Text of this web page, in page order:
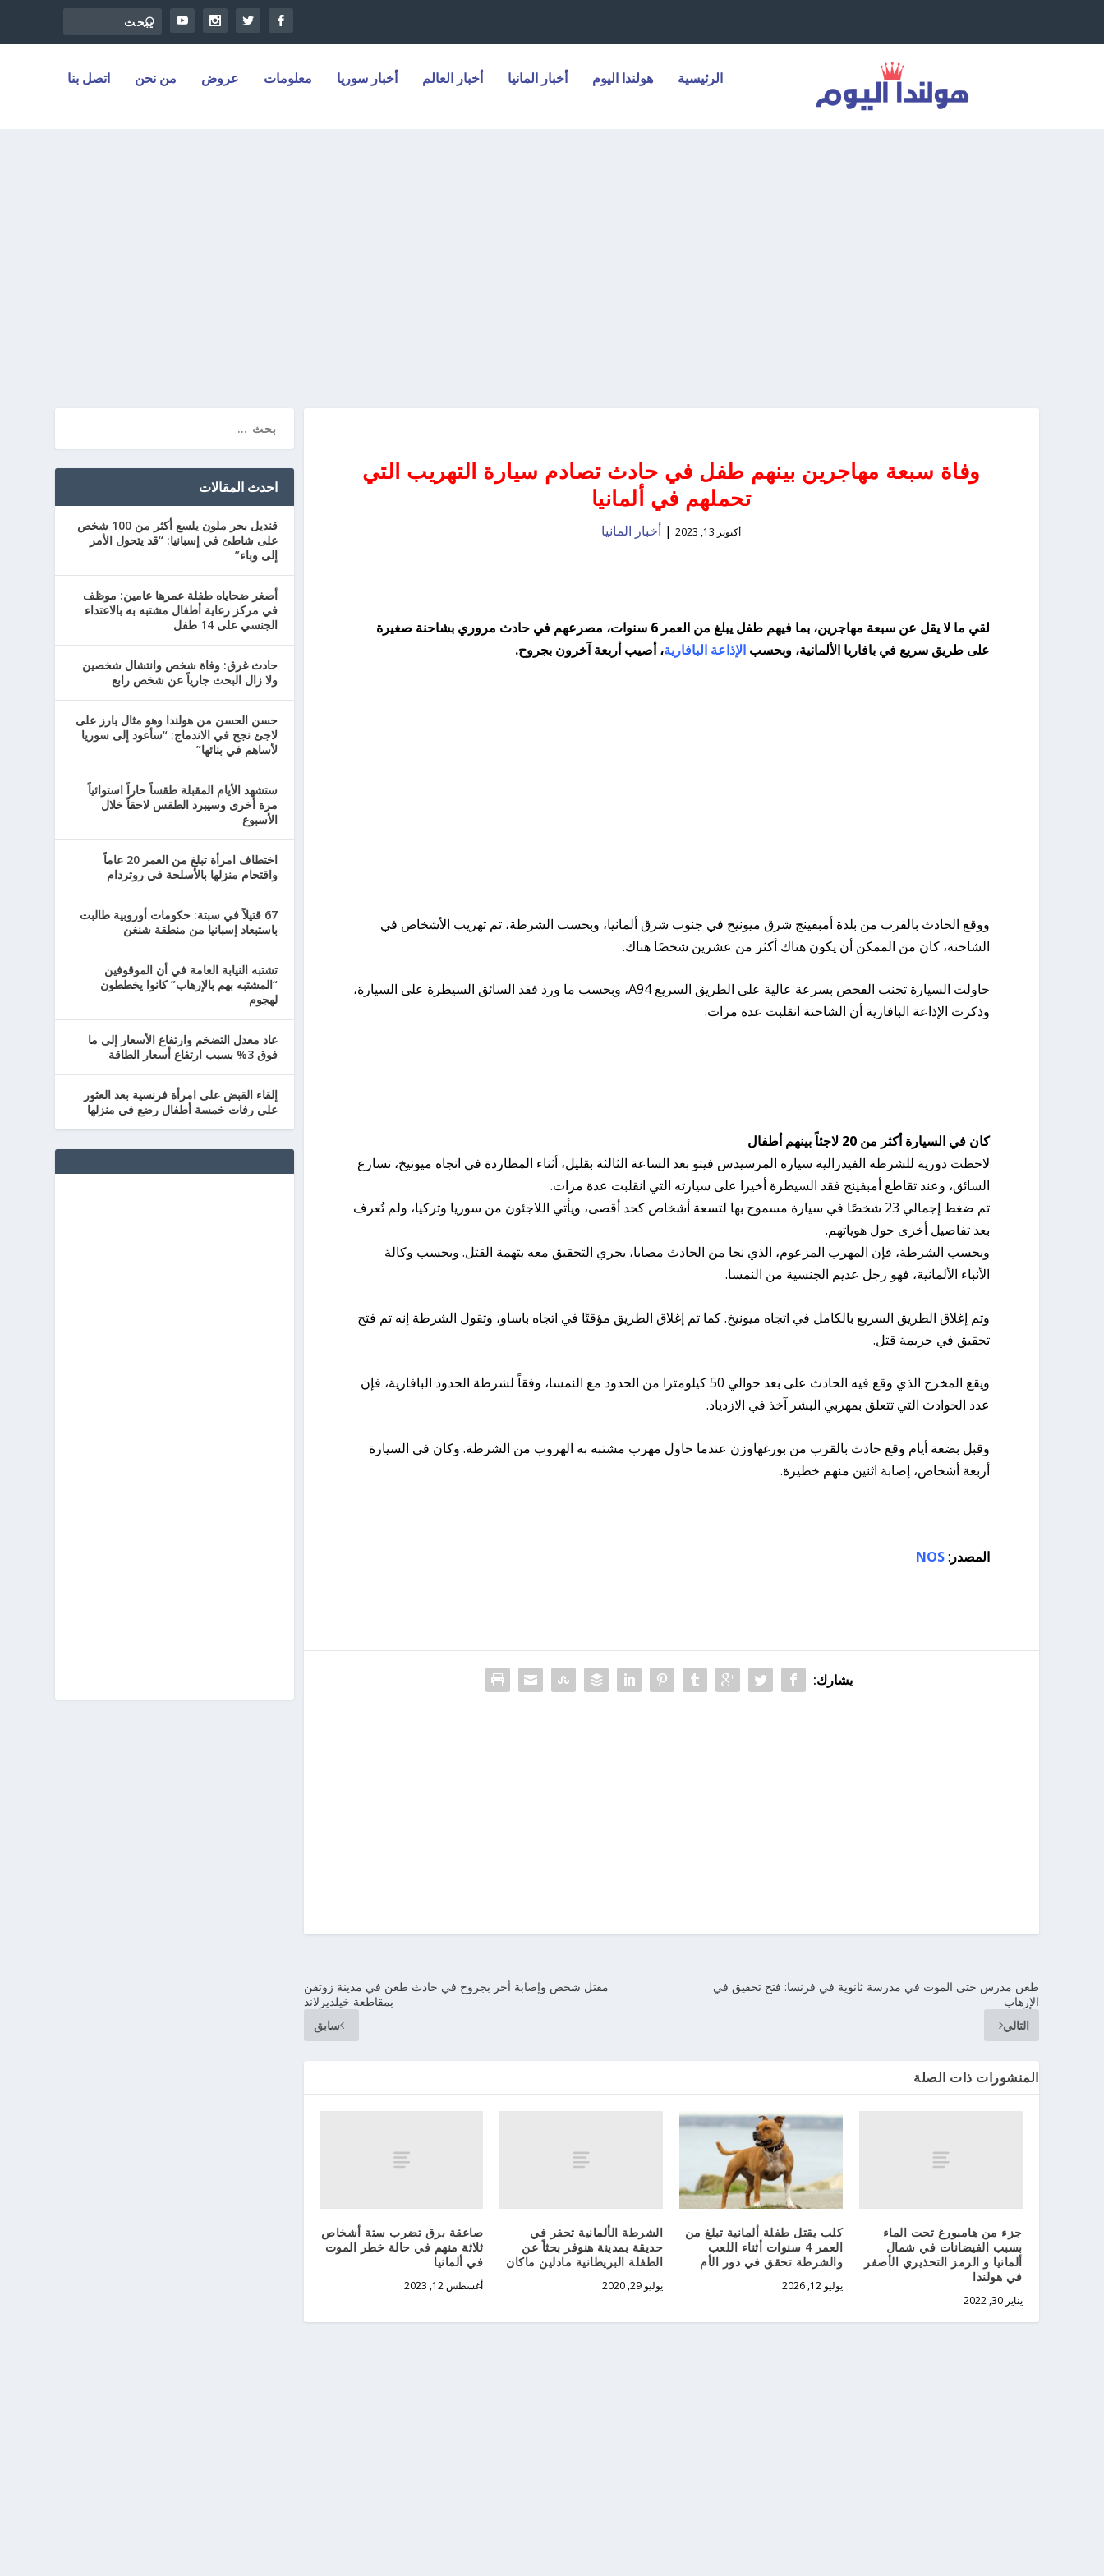
الرئيسية هولندا اليوم أخبار المانيا أخبار العالم أخبار سوريا معلومات عروض من نحن اتصل بنا
وفاة سبعة مهاجرين بينهم طفل في حادث تصادم سيارة التهريب التي
تحملهم في ألمانيا
أكتوبر 13, 2023 | أخبار المانيا
لقي ما لا يقل عن سبعة مهاجرين، بما فيهم طفل يبلغ من العمر 6 سنوات، مصرعهم في حادث مروري بشاحنة صغيرة
على طريق سريع في بافاريا الألمانية، وبحسبالإذاعة البافارية، أصيب أربعة آخرون بجروح.
ووقع الحادث بالقرب من بلدة أمبفينج شرق ميونيخ في جنوب شرق ألمانيا، وبحسب الشرطة، تم تهريب الأشخاص في
الشاحنة، كان من الممكن أن يكون هناك أكثر من عشرين شخصًا هناك.
حاولت السيارة تجنب الفحص بسرعة عالية على الطريق السريع A94، وبحسب ما ورد فقد السائق السيطرة على السيارة،
وذكرت الإذاعة البافارية أن الشاحنة انقلبت عدة مرات.
كان في السيارة أكثر من 20 لاجئاً بينهم أطفال
لاحظت دورية للشرطة الفيدرالية سيارة المرسيدس فيتو بعد الساعة الثالثة بقليل، أثناء المطاردة في اتجاه ميونيخ، تسارع
السائق، وعند تقاطع أمبفينج فقد السيطرة أخيرا على سيارته التي انقلبت عدة مرات.
تم ضغط إجمالي 23 شخصًا في سيارة مسموح بها لتسعة أشخاص كحد أقصى، ويأتي اللاجئون من سوريا وتركيا، ولم تُعرف
بعد تفاصيل أخرى حول هوياتهم.
وبحسب الشرطة، فإن المهرب المزعوم، الذي نجا من الحادث مصابا، يجري التحقيق معه بتهمة القتل. وبحسب وكالة
الأنباء الألمانية، فهو رجل عديم الجنسية من النمسا.
وتم إغلاق الطريق السريع بالكامل في اتجاه ميونيخ. كما تم إغلاق الطريق مؤقتًا في اتجاه باساو، وتقول الشرطة إنه تم فتح
تحقيق في جريمة قتل.
ويقع المخرج الذي وقع فيه الحادث على بعد حوالي 50 كيلومترا من الحدود مع النمسا، وفقاً لشرطة الحدود البافارية، فإن
عدد الحوادث التي تتعلق بمهربي البشر آخذ في الازدياد.
وقبل بضعة أيام وقع حادث بالقرب من بورغهاوزن عندما حاول مهرب مشتبه به الهروب من الشرطة. وكان في السيارة
أربعة أشخاص، إصابة اثنين منهم خطيرة.
المصدر :
NOS
يشارك:
مقتل شخص وإصابة أخر بجروح في حادث طعن في مدينة زوتفن
بمقاطعة خيلديرلاند
سابق
طعن مدرس حتى الموت في مدرسة ثانوية في فرنسا: فتح تحقيق في
الإرهاب
التالي
المنشورات ذات الصلة
جزء من هامبورغ تحت الماء
بسبب الفيضانات في شمال
ألمانيا و الرمز التحذيري الأصفر
في هولندا
يناير 30, 2022
كلب يقتل طفلة ألمانية تبلغ من
العمر 4 سنوات أثناء اللعب
والشرطة تحقق في دور الأم
يوليو 12, 2026
الشرطة الألمانية تحفر في
حديقة بمدينة هنوفر بحثاً عن
الطفلة البريطانية مادلين ماكان
يوليو 29, 2020
صاعقة برق تضرب ستة أشخاص
ثلاثة منهم في حالة خطر الموت
في ألمانيا
أغسطس 12, 2023
احدث المقالات
قنديل بحر ملون يلسع أكثر من 100 شخص
على شاطئ في إسبانيا: “قد يتحول الأمر
إلى وباء”
أصغر ضحاياه طفلة عمرها عامين: موظف
في مركز رعاية أطفال مشتبه به بالاعتداء
الجنسي على 14 طفل
حادث غرق: وفاة شخص وانتشال شخصين
ولا زال البحث جارياً عن شخص رابع
حسن الحسن من هولندا وهو مثال بارز على
لاجئ نجح في الاندماج: “سأعود إلى سوريا
لأساهم في بنائها”
ستشهد الأيام المقبلة طقساً حاراً استوائياً
مرة أخرى وسيبرد الطقس لاحقاً خلال
الأسبوع
اختطاف امرأة تبلغ من العمر 20 عاماً
واقتحام منزلها بالأسلحة في روتردام
67 قتيلاً في سبتة: حكومات أوروبية طالبت
باستبعاد إسبانيا من منطقة شنغن
تشتبه النيابة العامة في أن الموقوفين
“المشتبه بهم بالإرهاب” كانوا يخططون
لهجوم
عاد معدل التضخم وارتفاع الأسعار إلى ما
فوق 3% بسبب ارتفاع أسعار الطاقة
إلقاء القبض على امرأة فرنسية بعد العثور
على رفات خمسة أطفال رضع في منزلها